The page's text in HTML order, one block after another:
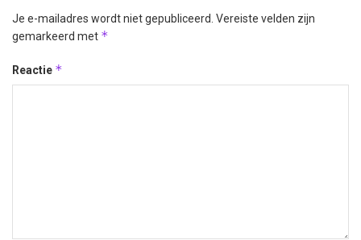
Je e-mailadres wordt niet gepubliceerd. Vereiste velden zijn
gemarkeerd met *
Reactie *